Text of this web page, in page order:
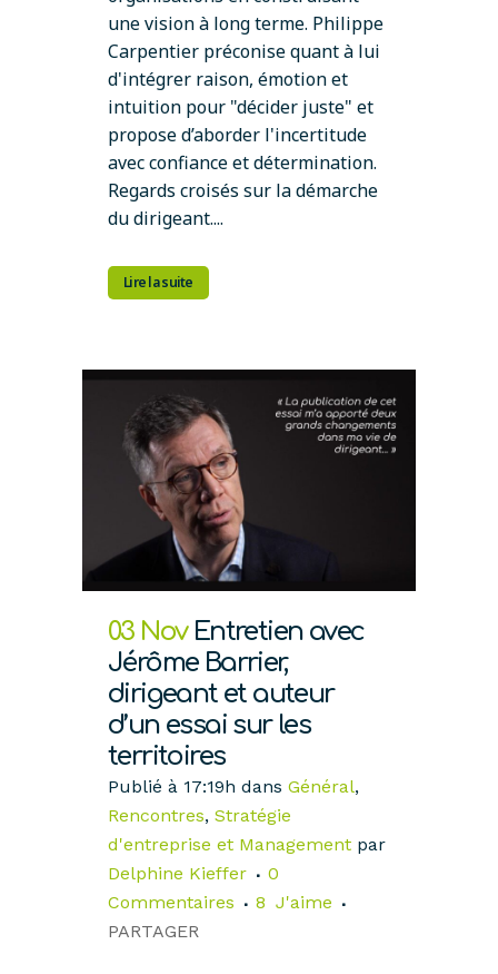
une vision à long terme. Philippe
Carpentier préconise quant à lui
d'intégrer raison, émotion et
intuition pour "décider juste" et
propose d’aborder l'incertitude
avec confiance et détermination.
Regards croisés sur la démarche
du dirigeant....
Lire la suite
03 Nov Entretien avec
Jérôme Barrier,
dirigeant et auteur
d’un essai sur les
territoires
Publié à 17:19h dans Général,
Rencontres, Stratégie
d'entreprise et Management par
Delphine Kieffer
0
Commentaires
8 J'aime
PARTAGER